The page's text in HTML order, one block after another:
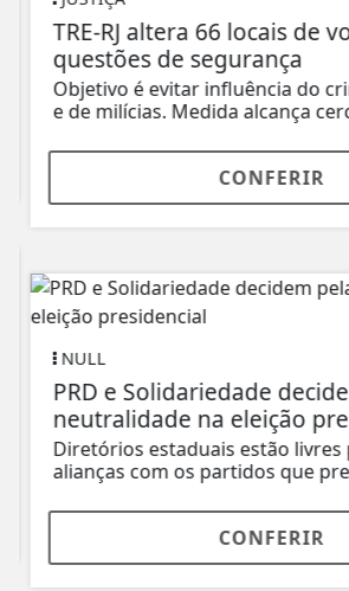
TRE-RJ altera 66 locais de
questões de segurança
Objetivo é evitar influência do
e de milícias. Medida alcança
CONFERIR
NULL
PRD e Solidariedade
neutralidade na eleição
Diretórios estaduais estão livres
alianças com os partidos que
CONFERIR